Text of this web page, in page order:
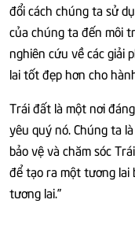
đổi cách chúng ta sử
của chúng ta đến môi
nghiên cứu về các giải
lai tốt đẹp hơn cho
Trái đất là một nơi
yêu quý nó. Chúng ta
bảo vệ và chăm sóc
để tạo ra một tương lai
tương lai.”